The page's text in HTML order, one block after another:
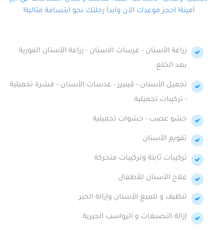
أمينة! احجز موعدك الآن وابدأ رحلتك نحو ابتسامة مثالية!
زراعة الأسنان - غرسات الاسنان - زراعة الأسنان الفورية
بعد الخلع.
تجميل الأسنان - ڤينيرز - عدسات الأسنان - قشرة تجميلية
- تركيبات تجميلية.
حشو عصب - حشوات تجميلية
تقويم الأسنان
تركيبات ثابتة وتركيبات متحركة
علاج الأسنان للأطفال
تنظيف و تلميع الأسنان وإزالة الجير
إزالة التصبغات و الرواسب الجيرية